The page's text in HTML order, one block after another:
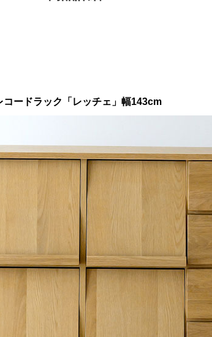
ードラック「レッチェ」幅143cm